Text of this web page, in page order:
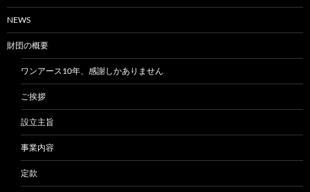
NEWS
財団の概要
ワンアース10年、感謝しかありません
ご挨拶
設立主旨
事業内容
定款